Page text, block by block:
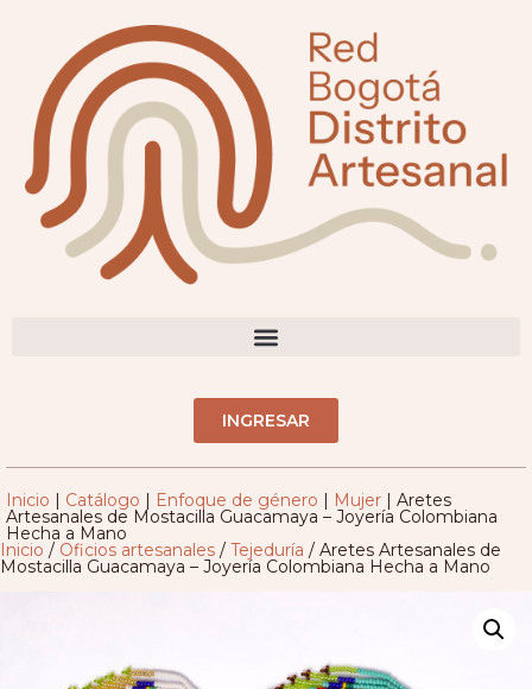
INGRESAR
Inicio | Catálogo | Enfoque de género | Mujer | Aretes
Artesanales de Mostacilla Guacamaya – Joyería Colombiana
Hecha a Mano
Inicio / Oficios artesanales / Tejeduría / Aretes Artesanales de
Mostacilla Guacamaya – Joyería Colombiana Hecha a Mano